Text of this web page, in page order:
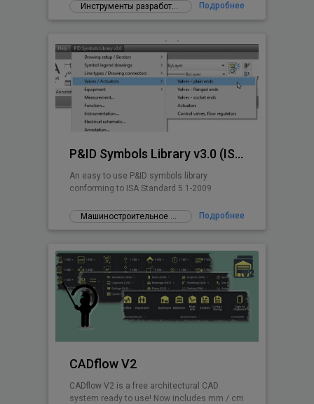
Инструменты разработчика Подробнее
P&ID Symbols Library v3.0 (ISA 5.1-2009)
An easy to use P&ID symbols library
conforming to ISA Standard 5.1-2009
Машиностроительное проектирование Подробнее
CADflow V2
CADflow V2 is a free architectural CAD
system ready to use! Now includes mm / cm